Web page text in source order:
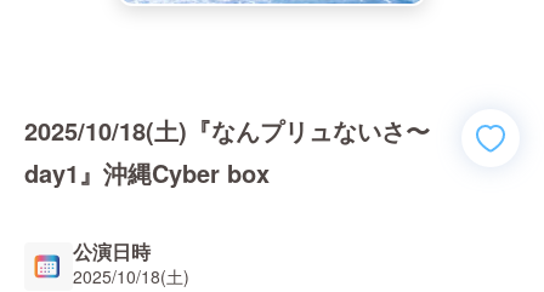
2025/10/18(土)『なんプリュないさ〜
day1』沖縄Cyber box
公演日時
2025/10/18(土)